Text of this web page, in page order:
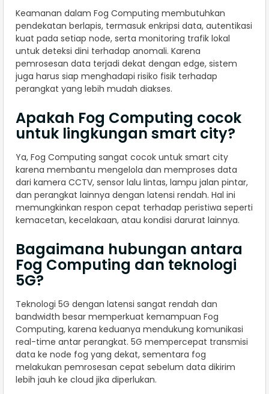
Keamanan dalam Fog Computing membutuhkan
pendekatan berlapis, termasuk enkripsi data, autentikasi
kuat pada setiap node, serta monitoring trafik lokal
untuk deteksi dini terhadap anomali. Karena
pemrosesan data terjadi dekat dengan edge, sistem
juga harus siap menghadapi risiko fisik terhadap
perangkat yang lebih mudah diakses.
Apakah Fog Computing cocok
untuk lingkungan smart city?
Ya, Fog Computing sangat cocok untuk smart city
karena membantu mengelola dan memproses data
dari kamera CCTV, sensor lalu lintas, lampu jalan pintar,
dan perangkat lainnya dengan latensi rendah. Hal ini
memungkinkan respon cepat terhadap peristiwa seperti
kemacetan, kecelakaan, atau kondisi darurat lainnya.
Bagaimana hubungan antara
Fog Computing dan teknologi
5G?
Teknologi 5G dengan latensi sangat rendah dan
bandwidth besar memperkuat kemampuan Fog
Computing, karena keduanya mendukung komunikasi
real-time antar perangkat. 5G mempercepat transmisi
data ke node fog yang dekat, sementara fog
melakukan pemrosesan cepat sebelum data dikirim
lebih jauh ke cloud jika diperlukan.